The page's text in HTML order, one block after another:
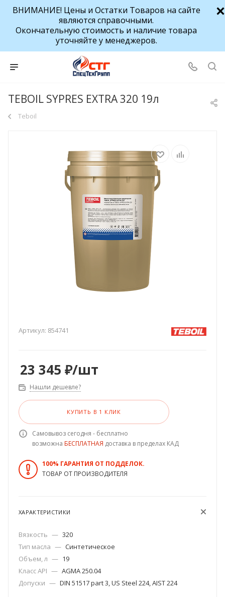
ВНИМАНИЕ! Цены и Остатки Товаров на сайте
являются справочными.
Окончательную стоимость и наличие товара
уточняйте у менеджеров.
TEBOIL SYPRES EXTRA 320 19л
Teboil
Артикул: 854741
23 345 ₽/шт
Нашли дешевле?
КУПИТЬ В 1 КЛИК
Самовывоз сегодня - бесплатно
возможна БЕСПЛАТНАЯ доставка в пределах КАД
100% ГАРАНТИЯ ОТ ПОДДЕЛОК.
ТОВАР ОТ ПРОИЗВОДИТЕЛЯ
ХАРАКТЕРИСТИКИ
Вязкость — 320
Тип масла — Синтетическое
Объем, л — 19
Класс API — AGMA 250.04
Допуски — DIN 51517 part 3, US Steel 224, AIST 224